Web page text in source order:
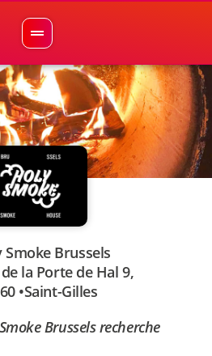
Smoke Brussels
la Porte de Hal 9,
•Saint-Gilles
Brussels recherche